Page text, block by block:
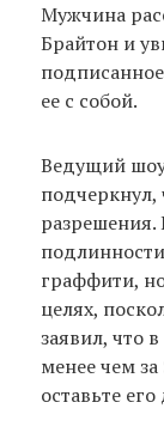
Мужчина
Брайтон и
ее с собой.
Ведущий
подчеркнул,
разрешения.
граффити,
целях,
заявил, что
менее чем
оставьте